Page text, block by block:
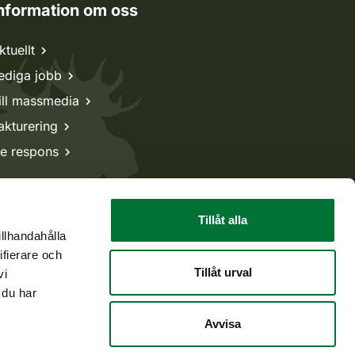
och
har
Tillåt alla
Tillåt urval
Avvisa
om oss
jobb
massmedia
respons